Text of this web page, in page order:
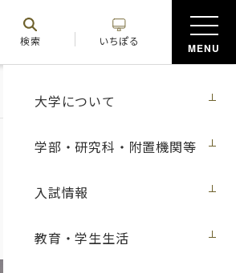
大学について
学部・研究科・附置機関等
入試情報
教育・学生生活
検索 いちぽる
MENU